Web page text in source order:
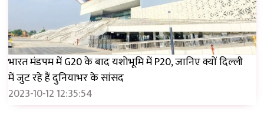
भारत मंडपम में G20 के बाद यशोभूमि में P20, जानिए क्यों दिल्ली
में जुट रहे हैं दुनियाभर के सांसद
2023-10-12 12:35:54